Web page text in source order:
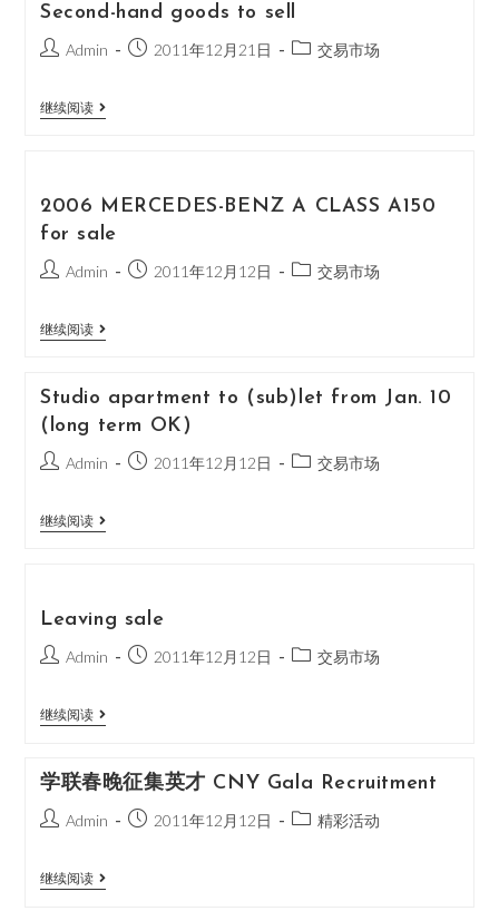
Second-hand goods to sell
Admin 2011年12月21日 交易市场
继续阅读
2006 MERCEDES-BENZ A CLASS A150
for sale
Admin 2011年12月12日 交易市场
继续阅读
Studio apartment to (sub)let from Jan. 10
(long term OK)
Admin 2011年12月12日 交易市场
继续阅读
Leaving sale
Admin 2011年12月12日 交易市场
继续阅读
学联春晚征集英才 CNY Gala Recruitment
Admin 2011年12月12日 精彩活动
继续阅读